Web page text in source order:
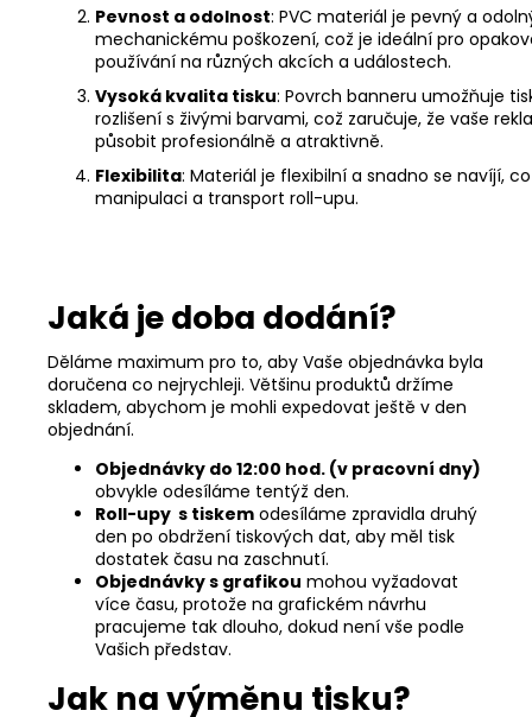
Pevnost a odolnost: PVC materiál je pevný a
mechanickému poškození, což je ideální pro
používání na různých akcích a událostech.
Vysoká kvalita tisku: Povrch banneru umožňuje
rozlišení s živými barvami, což zaručuje, že vaše
působit profesionálně a atraktivně.
Flexibilita: Materiál je flexibilní a snadno se navíjí,
manipulaci a transport roll-upu.
Jaká je doba dodání?
Děláme maximum pro to, aby Vaše objednávka byla
doručena co nejrychleji. Většinu produktů držíme
skladem, abychom je mohli expedovat ještě v den
objednání.
Objednávky do 12:00 hod. (v pracovní dny)
obvykle odesíláme tentýž den.
Roll-upy s tiskem odesíláme zpravidla druhý
den po obdržení tiskových dat, aby měl tisk
dostatek času na zaschnutí.
Objednávky s grafikou mohou vyžadovat
více času, protože na grafickém návrhu
pracujeme tak dlouho, dokud není vše podle
Vašich představ.
Jak na výměnu tisku?